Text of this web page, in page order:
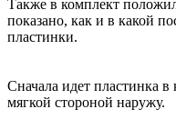
Также в комплект
показано, как и в какой
пластинки.
Сначала идет пластинка
мягкой стороной наружу.